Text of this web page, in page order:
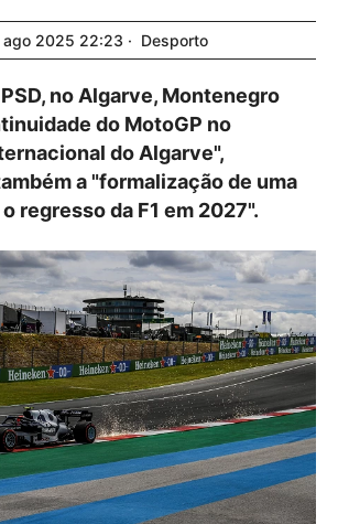
ago 2025 22:23 Desporto
no Algarve, Montenegro
do MotoGP no
do Algarve",
a "formalização de uma
regresso da F1 em 2027".